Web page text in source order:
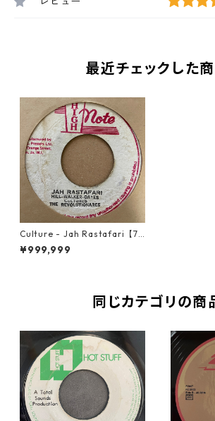
最近チェックした
Culture - Jah Rastafari【7-
21303】
¥999,999
同じカテゴリの商